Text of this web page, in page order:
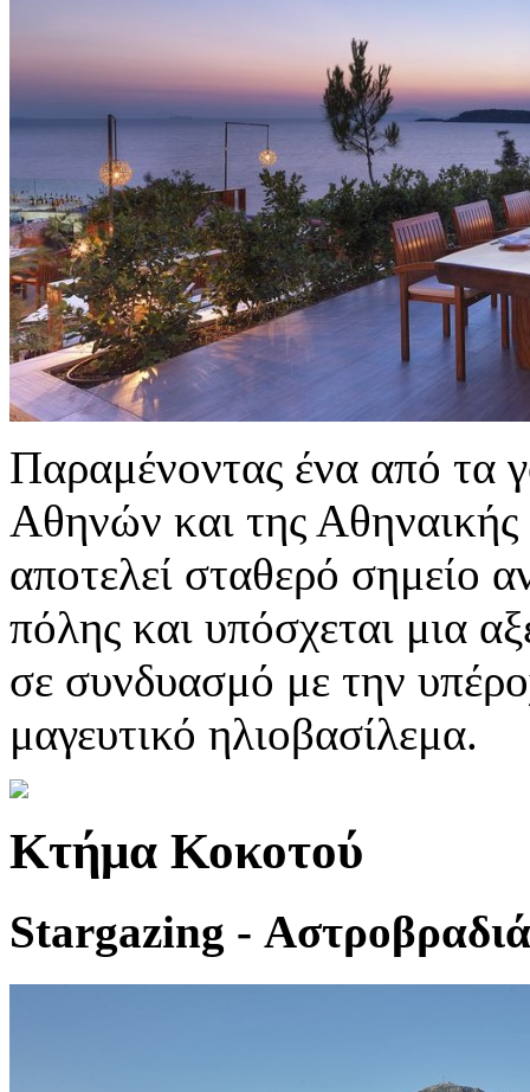
Παραμένοντας ένα από τα
Αθηνών και της
αποτελεί σταθερό σημείο
πόλης και υπόσχεται μια
σε συνδυασμό με την
μαγευτικό ηλιοβασίλεμα.
Κτήμα Κοκοτού
Stargazing -